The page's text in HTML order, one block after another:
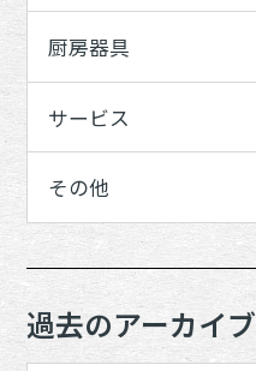
厨房器具
サービス
その他
過去のアーカイブ